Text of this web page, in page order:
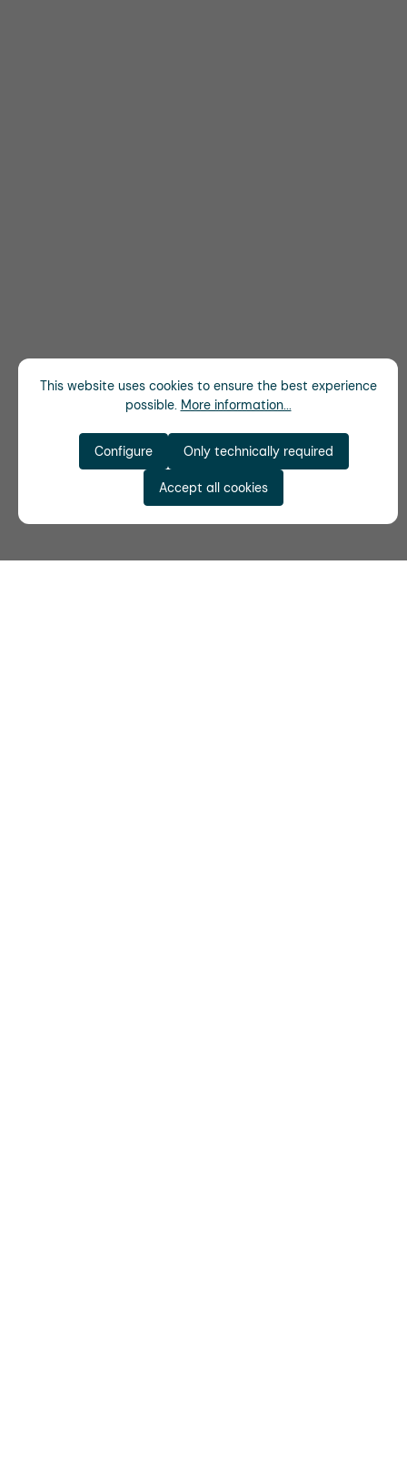
This website uses cookies to ensure the best experience
possible. More information...
Only technically required
Configure
Accept all cookies